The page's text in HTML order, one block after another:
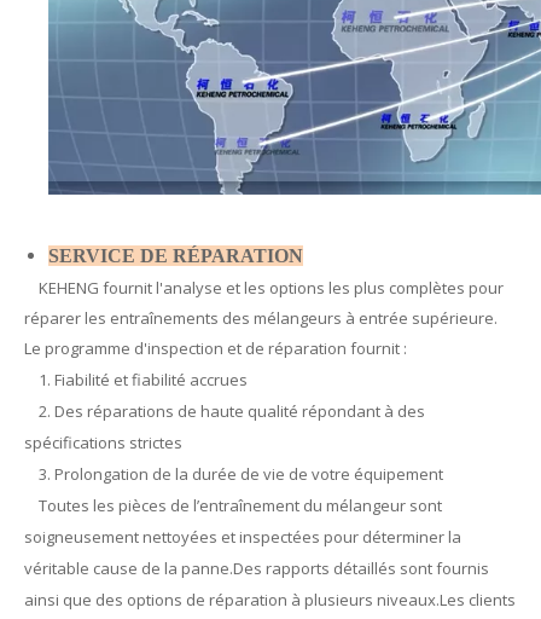
SERVICE DE RÉPARATION
KEHENG fournit l'analyse et les options les plus complètes pour
réparer les entraînements des mélangeurs à entrée supérieure.
Le programme d'inspection et de réparation fournit :
1. Fiabilité et fiabilité accrues
2. Des réparations de haute qualité répondant à des
spécifications strictes
3. Prolongation de la durée de vie de votre équipement
Toutes les pièces de l’entraînement du mélangeur sont
soigneusement nettoyées et inspectées pour déterminer la
véritable cause de la panne.Des rapports détaillés sont fournis
ainsi que des options de réparation à plusieurs niveaux.Les clients